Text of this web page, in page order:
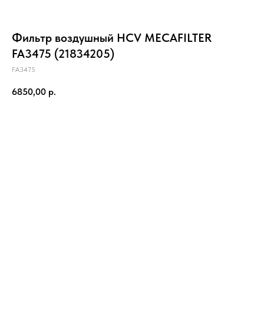
Фильтр воздушный HCV MECAFILTER
FA3475 (21834205)
FA3475
6850,00 р.